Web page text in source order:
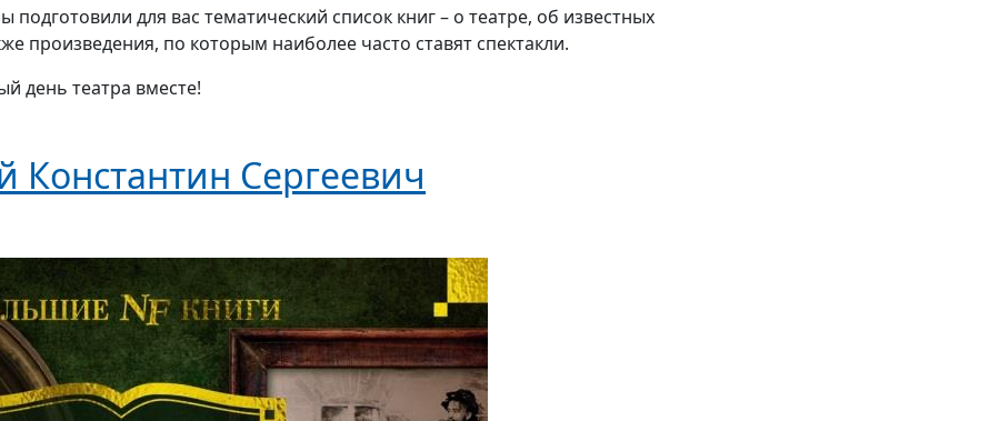
для вас тематический список книг – о театре, об известных
произведения, по которым наиболее часто ставят спектакли.
день театра вместе!
Константин Сергеевич